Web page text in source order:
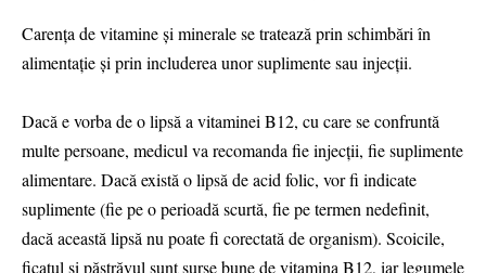
Carența de vitamine și minerale se tratează prin schimbări în
alimentație și prin includerea unor suplimente sau injecții.
Dacă e vorba de o lipsă a vitaminei B12, cu care se confruntă
multe persoane, medicul va recomanda fie injecții, fie suplimente
alimentare. Dacă există o lipsă de acid folic, vor fi indicate
suplimente (fie pe o perioadă scurtă, fie pe termen nedefinit,
dacă această lipsă nu poate fi corectată de organism). Scoicile,
ficatul și păstrăvul sunt surse bune de vitamina B12, iar legumele